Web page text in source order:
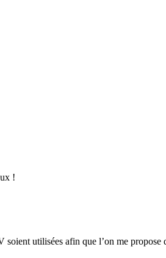
!
soient utilisées afin que l’on me